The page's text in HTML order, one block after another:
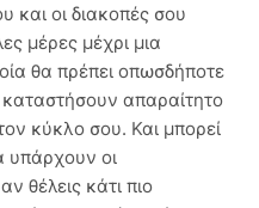
και οι διακοπές σου
μέρες μέχρι μια
θα πρέπει οπωσδήποτε
απαραίτητο
κύκλο σου. Και μπορεί
υπάρχουν οι
θέλεις κάτι πιο